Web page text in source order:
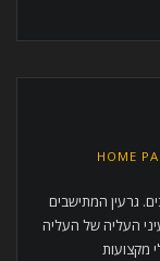
HOME
השבים. גרעין המתישבים
העליה של העליה
מקצועות